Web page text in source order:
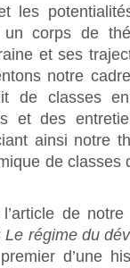
les
corps de
et ses
notre
de classes
et des
ainsi notre
de classes
de
Le régime du
d’une